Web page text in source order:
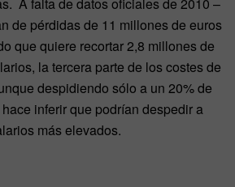
de pérdidas de 11 millones de euros
que quiere recortar 2,8 millones de
la tercera parte de los costes de
despidiendo sólo a un 20% de
inferir que podrían despedir a
más elevados.